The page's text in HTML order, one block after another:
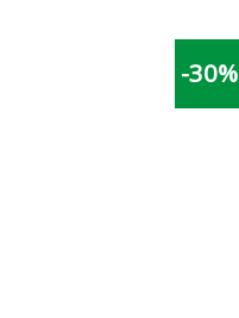
-30%